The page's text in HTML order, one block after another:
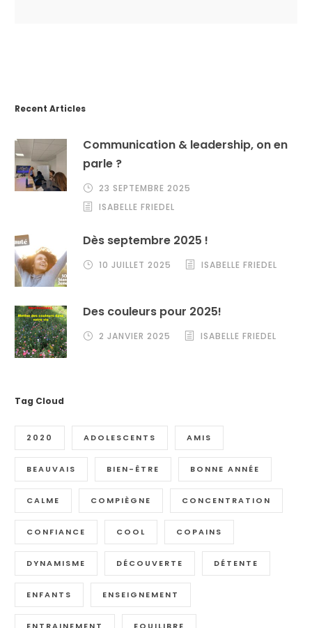
Recent Articles
Communication & leadership, on en
parle ?
23 SEPTEMBRE 2025
ISABELLE FRIEDEL
Dès septembre 2025 !
10 JUILLET 2025 ISABELLE FRIEDEL
Des couleurs pour 2025!
2 JANVIER 2025 ISABELLE FRIEDEL
Tag Cloud
2020 ADOLESCENTS AMIS
BEAUVAIS BIEN-ÊTRE BONNE ANNÉE
CALME COMPIÈGNE CONCENTRATION
CONFIANCE COOL COPAINS
DYNAMISME DÉCOUVERTE DÉTENTE
ENFANTS ENSEIGNEMENT
ENTRAINEMENT EQUILIBRE